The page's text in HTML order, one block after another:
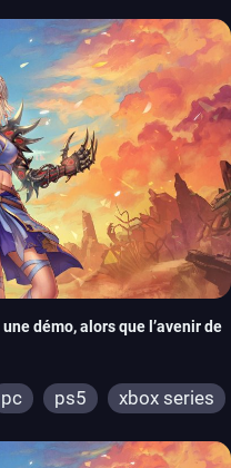
démo, alors que l’avenir de
pc ps5 xbox series